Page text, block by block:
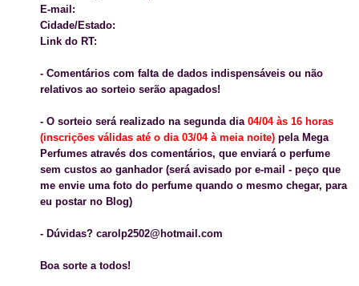
E-mail:
Cidade/Estado:
Link do RT:
- Comentários com falta de dados indispensáveis ou não
relativos ao sorteio serão apagados!
- O sorteio será realizado na segunda dia 04/04 às 16 horas
(inscrições válidas até o dia 03/04 à meia noite) pela Mega
Perfumes através dos comentários, que enviará o perfume
sem custos ao ganhador (será avisado por e-mail - peço que
me envie uma foto do perfume quando o mesmo chegar, para
eu postar no Blog)
- Dúvidas? carolp2502@hotmail.com
Boa sorte a todos!